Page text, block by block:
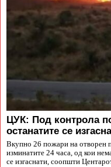
ЦУК: Под контрола
останатите се
Вкупно 26 пожари на отворен
изминатите 24 часа, од кои
се изгаснати, соопшти